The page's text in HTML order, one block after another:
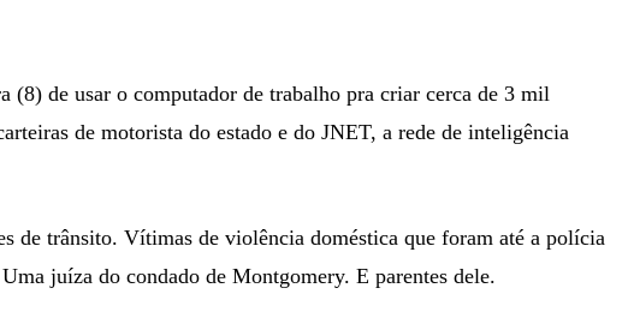
(8) de usar o computador de trabalho pra criar cerca de 3 mil
de motorista do estado e do JNET, a rede de inteligência
de trânsito. Vítimas de violência doméstica que foram até a polícia
juíza do condado de Montgomery. E parentes dele.